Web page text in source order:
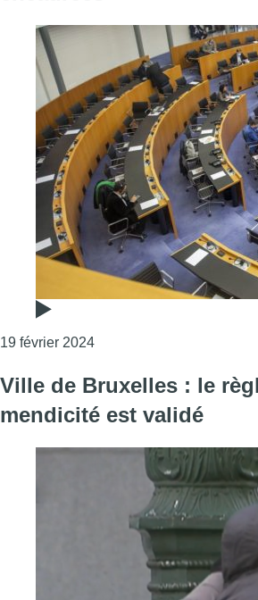
19 février 2024Consulter l'article
Ville de Bruxelles : le
mendicité est validé